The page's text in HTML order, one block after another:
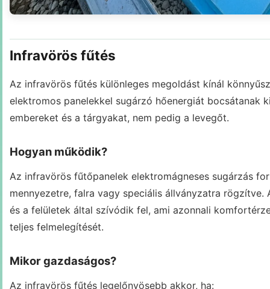
Infravörös fűtés
Az infravörös fűtés különleges megoldást kínál
elektromos panelekkel sugárzó hőenergiát bocsátanak
embereket és a tárgyakat, nem pedig a levegőt.
Hogyan működik?
Az infravörös fűtőpanelek elektromágneses sugárzás
mennyezetre, falra vagy speciális állványzatra
és a felületek által szívódik fel, ami azonnali
teljes felmelegítését.
Mikor gazdaságos?
Az infravörös fűtés legelőnyösebb akkor, ha: